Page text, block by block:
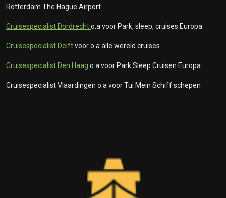
Rotterdam The Hague Airport
Cruisespecialist Dordrechto.a voor Park, sleep, cruises Europa
Cruisespecialist Delftvoor o.a alle wereld cruises
Cruisespecialist Den Haag o.a voor Park Sleep Cruisen Europa
Cruisespecialist Vlaardingen o.a voor Tui Mein Schiff schepen